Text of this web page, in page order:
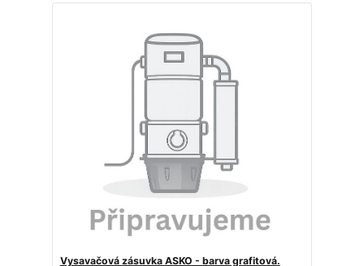
Vysavačová zásuvka ASKO - barva grafitová.